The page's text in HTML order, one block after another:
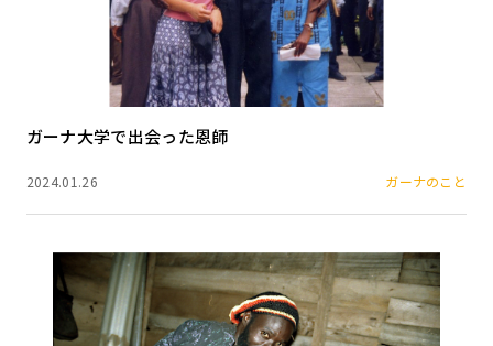
ガーナ大学で出会った恩師
2024.01.26 ガーナのこと